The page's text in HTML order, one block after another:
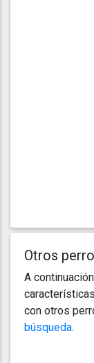
Otros
A
con otros
búsqueda.